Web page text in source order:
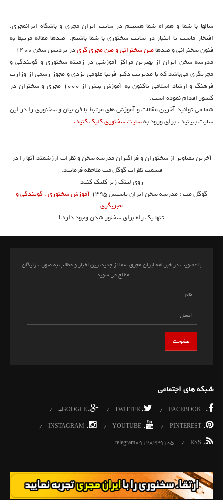
سالها با شما و همراه شما هستیم در سایت ایران مجری و باشگاه ایرانمجری.
افتخار ماست تا اینبار در سایت سخنوری با شما باشیم. صدها مقاله مرتبط به
فنون سخنرانی و صدهامتن سخنرانی و متن مجری گریدر پردیس سخن 1400
مدرسه سخن ایران از بهترین مراکز آموزشی در زمینه سخنوری و گویندگی و
مجریگری می‌باشد که با مدیریت دکتر فریبا علومی یزدی و مجوز رسمی از وزارت
فرهنگ و ارشاد اسلامی تاکنون به آموزش بیش از ۱۰۰۰ مجری و سخنران در
کشور اقدام نموده است.
شما می توانید آخرین مقالات و آموزش های مرتبط با فن بیان و سخنوری را در این
سایت ببینید . برای ورود بهسایت سخنوری کلیک کنید.
آخرین تصاویر از سخنوران و فراگیران مدرسه سخن و نظرات ارزشمند آنها را در
قسمت نظرات گوگل مپ ملاحظه فرمایید.
روی لینک زیر کلیک کنید
گوگل مپ : مدرسه سخن ایران تاسیس ۱۳۹۵
آموزش سخنوری ، گویندگی و
مجریگری
تنها یک راه برای سخنور شدن وجود دارد !
با عضویت در خبرنامه ایران مجری شما از جدیدترین اخبار و مطالب به صورت رایگان
مطلع می شوید .
شبکه های اجتماعی
.
FACEBOOK
.
TWITTER
.
GOOGLE+
.
PINTEREST
.
YOUTUBE
.
INSTAGRAM
.
RSS
telegram09128239105